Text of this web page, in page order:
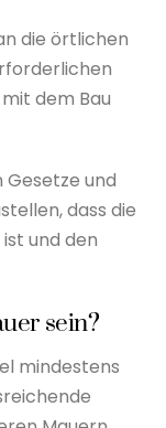
die örtlichen
dem Bau
Gesetze und
dass die
und den
sein?
mindestens